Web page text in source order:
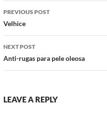
Post
navigation
PREVIOUS POST
Velhice
NEXT POST
Anti-rugas para pele oleosa
LEAVE A REPLY